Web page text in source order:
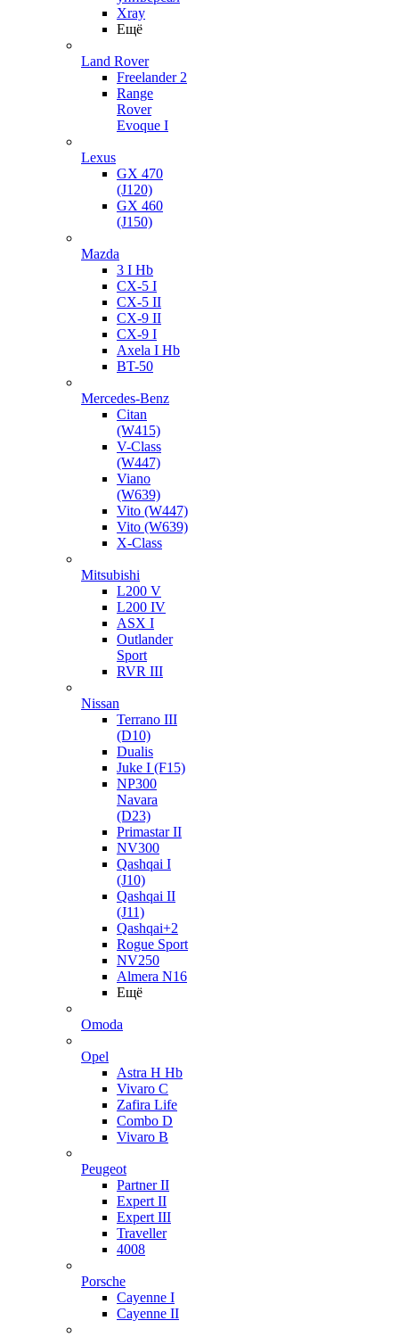
Xray
Ещё
Land Rover
Freelander 2
Range
Rover
Evoque I
Lexus
GX 470
(J120)
GX 460
(J150)
Mazda
3 I Hb
CX-5 I
CX-5 II
CX-9 II
CX-9 I
Axela I Hb
BT-50
Mercedes-Benz
Citan
(W415)
V-Class
(W447)
Viano
(W639)
Vito (W447)
Vito (W639)
X-Class
Mitsubishi
L200 V
L200 IV
ASX I
Outlander
Sport
RVR III
Nissan
Terrano III
(D10)
Dualis
Juke I (F15)
NP300
Navara
(D23)
Primastar II
NV300
Qashqai I
(J10)
Qashqai II
(J11)
Qashqai+2
Rogue Sport
NV250
Almera N16
Ещё
Omoda
Opel
Astra H Hb
Vivaro C
Zafira Life
Combo D
Vivaro B
Peugeot
Partner II
Expert II
Expert III
Traveller
4008
Porsche
Cayenne I
Cayenne II